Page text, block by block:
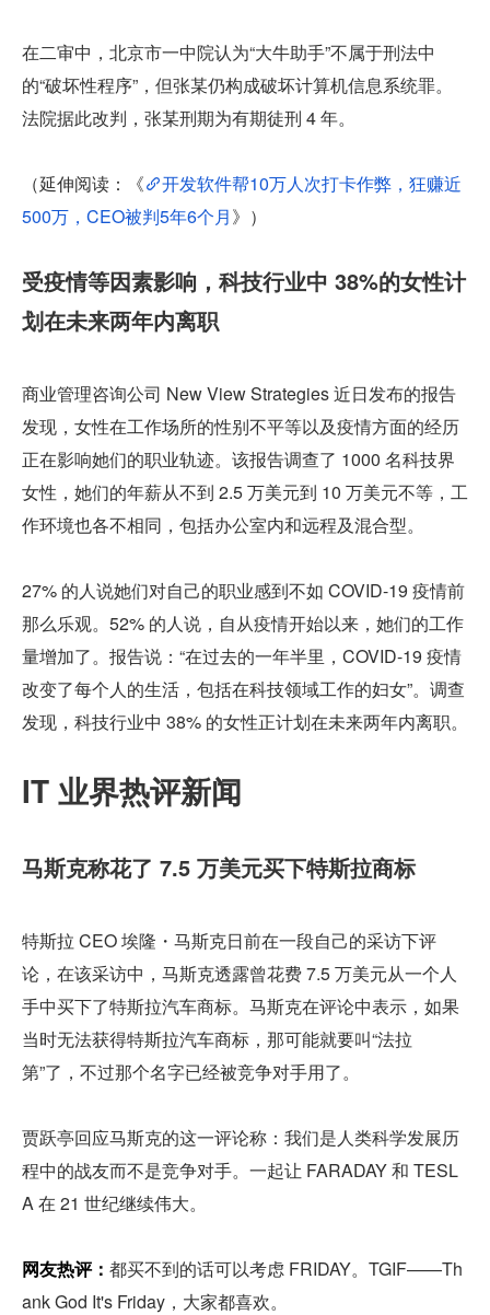
在二审中，北京市一中院认为“大牛助手”不属于刑法中
的“破坏性程序”，但张某仍构成破坏计算机信息系统罪。
法院据此改判，张某刑期为有期徒刑 4 年。
（延伸阅读：《
开发软件帮10万人次打卡作弊，狂赚近
500万，CEO被判5年6个月》）
受疫情等因素影响，科技行业中 38%的女性计
划在未来两年内离职
商业管理咨询公司 New View Strategies 近日发布的报告
发现，女性在工作场所的性别不平等以及疫情方面的经历
正在影响她们的职业轨迹。该报告调查了 1000 名科技界
女性，她们的年薪从不到 2.5 万美元到 10 万美元不等，工
作环境也各不相同，包括办公室内和远程及混合型。
27% 的人说她们对自己的职业感到不如 COVID-19 疫情前
那么乐观。52% 的人说，自从疫情开始以来，她们的工作
量增加了。报告说：“在过去的一年半里，COVID-19 疫情
改变了每个人的生活，包括在科技领域工作的妇女”。调查
发现，科技行业中 38% 的女性正计划在未来两年内离职。
IT 业界热评新闻
马斯克称花了 7.5 万美元买下特斯拉商标
特斯拉 CEO 埃隆・马斯克日前在一段自己的采访下评
论，在该采访中，马斯克透露曾花费 7.5 万美元从一个人
手中买下了特斯拉汽车商标。马斯克在评论中表示，如果
当时无法获得特斯拉汽车商标，那可能就要叫“法拉
第”了，不过那个名字已经被竞争对手用了。
贾跃亭回应马斯克的这一评论称：我们是人类科学发展历
程中的战友而不是竞争对手。一起让 FARADAY 和 TESL
A 在 21 世纪继续伟大。
网友热评： 都买不到的话可以考虑 FRIDAY。TGIF——Th
ank God It's Friday，大家都喜欢。